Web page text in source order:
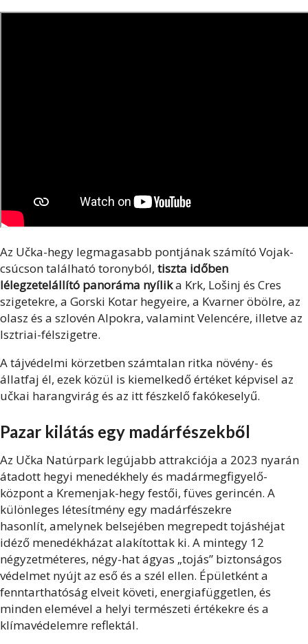
Az Učka-hegy legmagasabb pontjának számító Vojak-
csúcson található toronyból, tiszta időben
lélegzetelállító panoráma nyílika Krk, Lošinj és Cres
szigetekre, a Gorski Kotar hegyeire, a Kvarner öbölre, az
olasz és a szlovén Alpokra, valamint Velencére, illetve az
Isztriai-félszigetre.
A tájvédelmi körzetben számtalan ritka növény- és
állatfaj él, ezek közül is kiemelkedő értéket képvisel az
učkai harangvirág és az itt fészkelő fakókeselyű.
Pazar kilátás egy madárfészekből
Az Učka Natúrpark legújabb attrakciója a 2023 nyarán
átadott hegyi menedékhely és madármegfigyelő-
központ a Kremenjak-hegy festői, füves gerincén. A
különleges létesítmény egy madárfészekre
hasonlít, amelynek belsejében megrepedt tojáshéjat
idéző menedékházat alakítottak ki. A mintegy 12
négyzetméteres, négy-hat ágyas „tojás” biztonságos
védelmet nyújt az eső és a szél ellen. Épületként a
fenntarthatóság elveit követi, energiafüggetlen, és
minden elemével a helyi természeti értékekre és a
klímavédelemre reflektál.